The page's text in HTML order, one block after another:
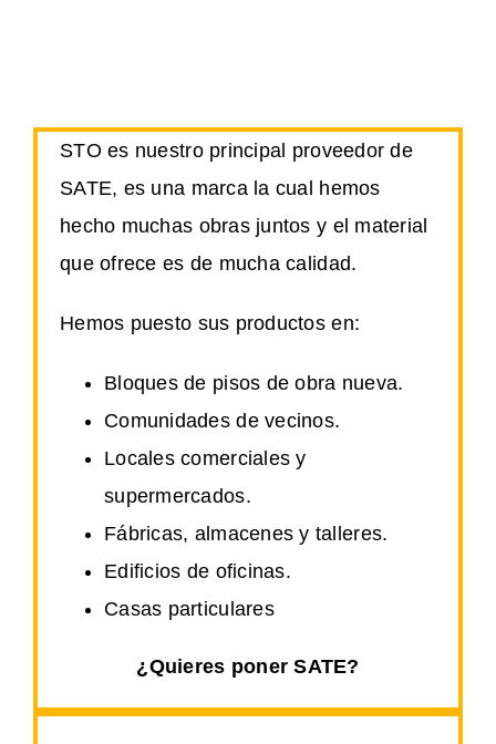
STO es nuestro principal proveedor de
SATE, es una marca la cual hemos
hecho muchas obras juntos y el material
que ofrece es de mucha calidad.
Hemos puesto sus productos en:
Bloques de pisos de obra nueva.
Comunidades de vecinos.
Locales comerciales y
supermercados.
Fábricas, almacenes y talleres.
Edificios de oficinas.
Casas particulares
¿Quieres poner SATE?